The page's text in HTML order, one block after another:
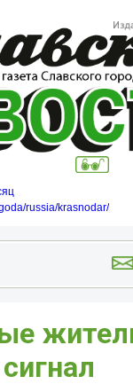
russia/krasnodar/